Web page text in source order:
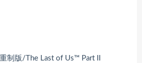
制版/The Last of Us™ Part II